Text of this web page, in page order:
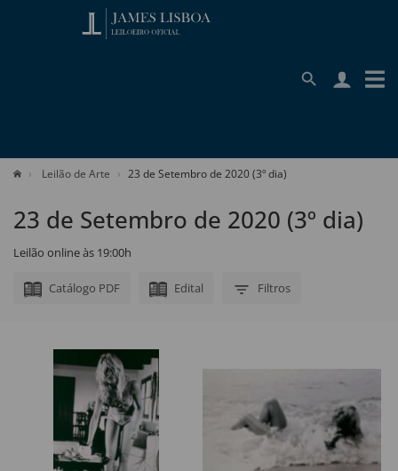
Leilão de Arte 23 de Setembro de 2020 (3º dia)
23 de Setembro de 2020 (3º dia)
Leilão online às 19:00h
Catálogo PDF Edital Filtros